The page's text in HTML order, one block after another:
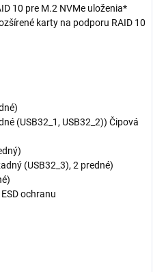
10 pre M.2 NVMe uloženia*
karty na podporu RAID 10
(USB32_1, USB32_2)) Čipová
(USB32_3), 2 predné)
ochranu